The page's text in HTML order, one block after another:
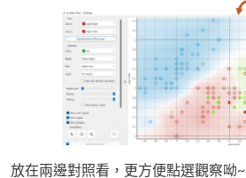
放在兩邊對照看，更方便點選觀察呦~